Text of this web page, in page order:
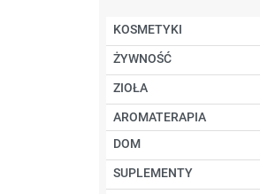
KOSMETYKI
ŻYWNOŚĆ
ZIOŁA
AROMATERAPIA
DOM
SUPLEMENTY